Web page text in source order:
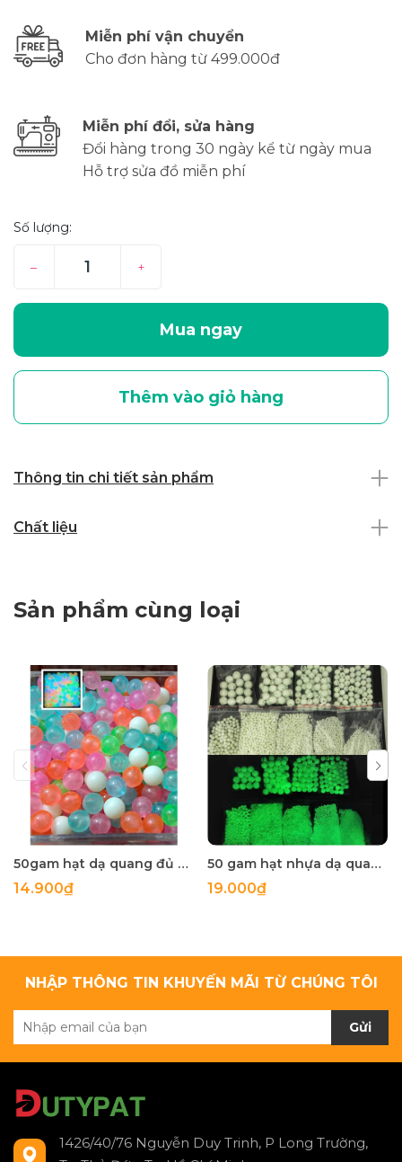
Miễn phí vận chuyển
Cho đơn hàng từ 499.000đ
Miễn phí đổi, sửa hàng
Đổi hàng trong 30 ngày kể từ ngày mua
Hỗ trợ sửa đồ miễn phí
Số lượng:
– +
Mua ngay
Thêm vào giỏ hàng
Thông tin chi tiết sản phẩm
Chất liệu
Sản phẩm cùng loại
50gam hạt dạ quang đủ màu 6mm, 8mm, 10mm, 12mm, hạt nhựa tròn
14.900₫
50 gam hạt nhựa dạ quang tròn đủ size 4mm, 5mm, 6mm, 8mm, 10mm, 12mm, 14mm, 16mm ,18mm , 10mm, 22mm, 25mm
19.000₫
NHẬP THÔNG TIN KHUYẾN MÃI TỪ CHÚNG TÔI
Gửi
1426/40/76 Nguyễn Duy Trinh, P Long Trường,